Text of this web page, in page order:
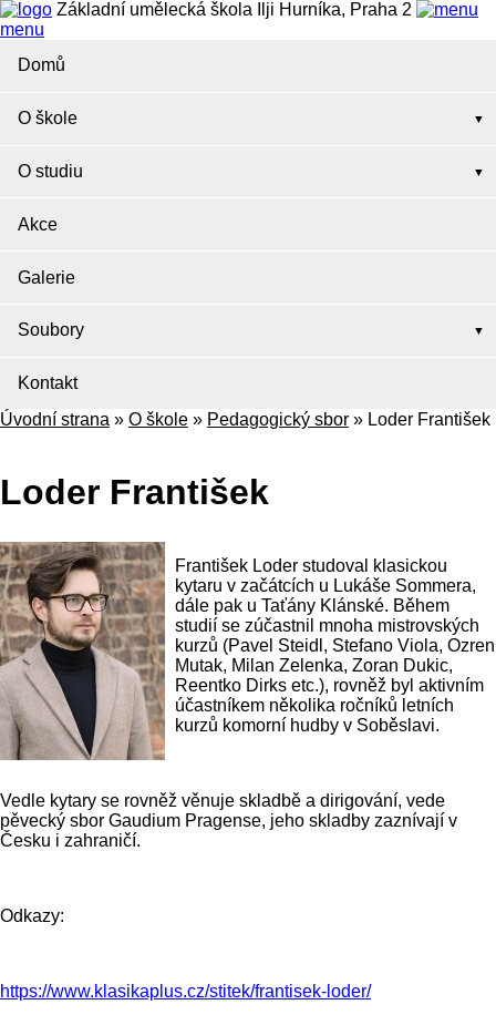
Základní umělecká škola Ilji Hurníka, Praha 2
menu
Domů
O škole
O studiu
Akce
Galerie
Soubory
Kontakt
Úvodní strana » O škole » Pedagogický sbor » Loder František
Loder František
František Loder studoval klasickou
kytaru v začátcích u Lukáše Sommera,
dále pak u Taťány Klánské. Během
studií se zúčastnil mnoha mistrovských
kurzů (Pavel Steidl, Stefano Viola, Ozren
Mutak, Milan Zelenka, Zoran Dukic,
Reentko Dirks etc.), rovněž byl aktivním
účastníkem několika ročníků letních
kurzů komorní hudby v Soběslavi.
Vedle kytary se rovněž věnuje skladbě a dirigování, vede
pěvecký sbor Gaudium Pragense, jeho skladby zaznívají v
Česku i zahraničí.
Odkazy:
https://www.klasikaplus.cz/stitek/frantisek-loder/